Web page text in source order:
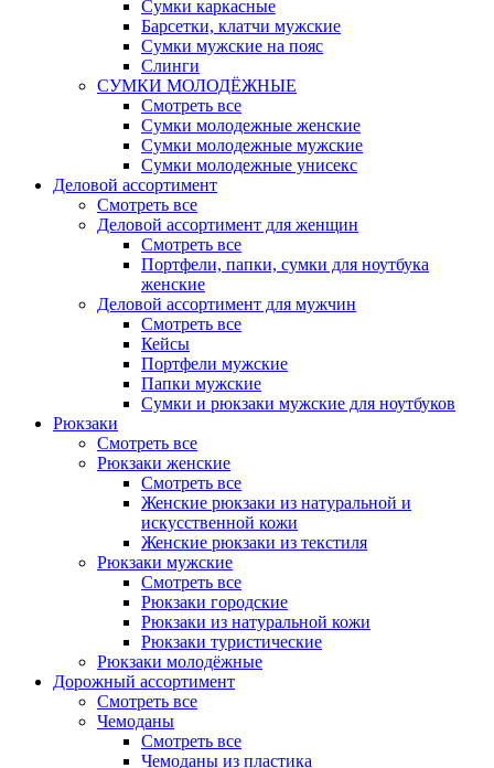
Сумки каркасные
Барсетки, клатчи мужские
Сумки мужские на пояс
Слинги
СУМКИ МОЛОДЁЖНЫЕ
Смотреть все
Сумки молодежные женские
Сумки молодежные мужские
Сумки молодежные унисекс
Деловой ассортимент
Смотреть все
Деловой ассортимент для женщин
Смотреть все
Портфели, папки, сумки для ноутбука
женские
Деловой ассортимент для мужчин
Смотреть все
Кейсы
Портфели мужские
Папки мужские
Сумки и рюкзаки мужские для ноутбуков
Рюкзаки
Смотреть все
Рюкзаки женские
Смотреть все
Женские рюкзаки из натуральной и
искусственной кожи
Женские рюкзаки из текстиля
Рюкзаки мужские
Смотреть все
Рюкзаки городские
Рюкзаки из натуральной кожи
Рюкзаки туристические
Рюкзаки молодёжные
Дорожный ассортимент
Смотреть все
Чемоданы
Смотреть все
Чемоданы из пластика